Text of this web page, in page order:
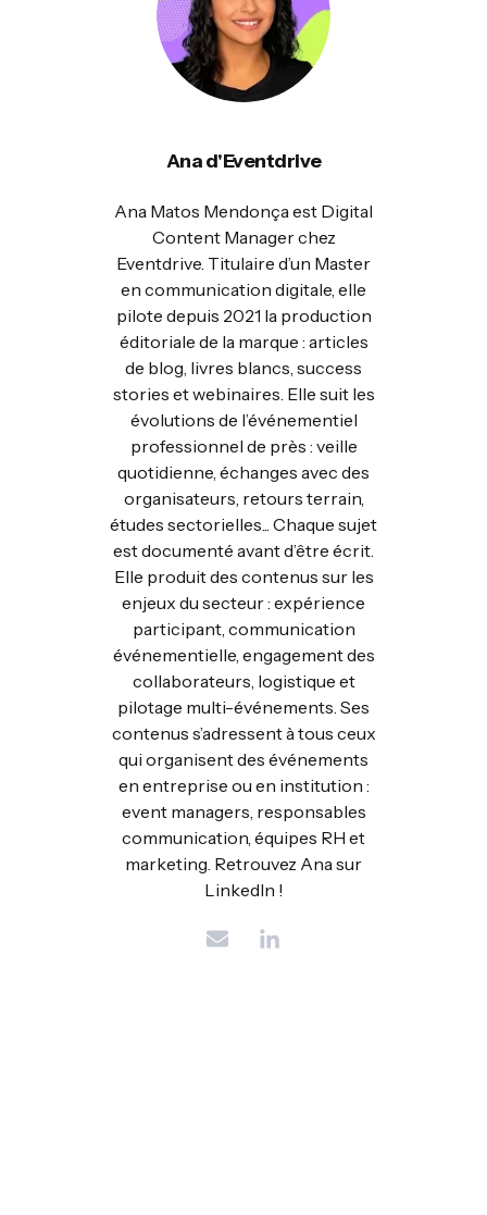
Ana d'Eventdrive
Ana Matos Mendonça est Digital
Content Manager chez
Eventdrive. Titulaire d’un Master
en communication digitale, elle
pilote depuis 2021 la production
éditoriale de la marque : articles
de blog, livres blancs, success
stories et webinaires. Elle suit les
évolutions de l’événementiel
professionnel de près : veille
quotidienne, échanges avec des
organisateurs, retours terrain,
études sectorielles... Chaque sujet
est documenté avant d’être écrit.
Elle produit des contenus sur les
enjeux du secteur : expérience
participant, communication
événementielle, engagement des
collaborateurs, logistique et
pilotage multi-événements. Ses
contenus s’adressent à tous ceux
qui organisent des événements
en entreprise ou en institution :
event managers, responsables
communication, équipes RH et
marketing. Retrouvez Ana sur
LinkedIn !